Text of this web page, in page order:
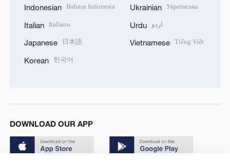
Indonesian Bahasa Indonesia
Italian Italiano
Japanese 日本語
Korean 한국어
Ukrainian Українська
Urdu اردو
Vietnamese Tiếng Việt
DOWNLOAD OUR APP